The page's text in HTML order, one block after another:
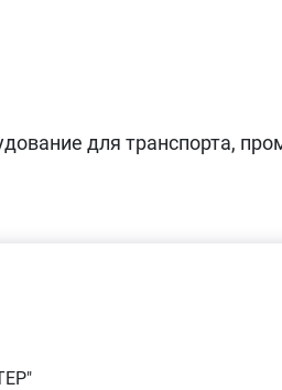
для транспорта,